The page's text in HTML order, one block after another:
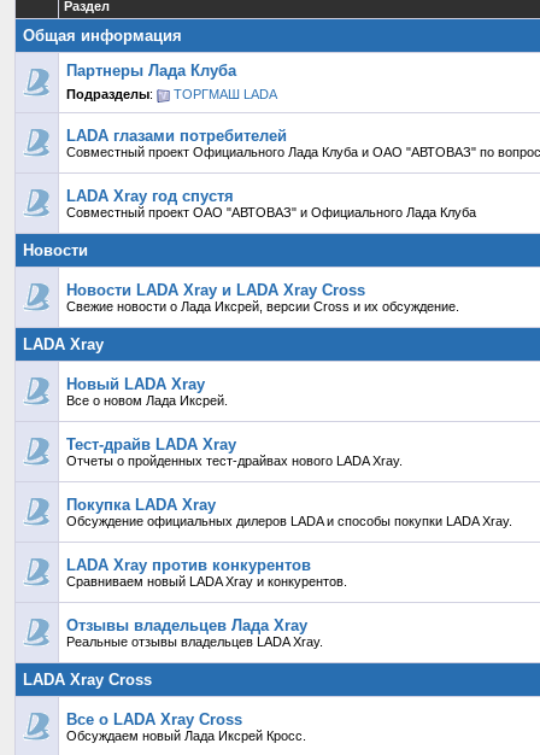
Раздел
Общая информация
Партнеры Лада Клуба
Подразделы: ТОРГМАШ LADA
LADA глазами потребителей
Совместный проект Официального Лада Клуба и ОАО "АВТОВАЗ" по
LADA Xray год спустя
Совместный проект ОАО "АВТОВАЗ" и Официального Лада Клуба
Новости
Новости LADA Xray и LADA Xray Cross
Свежие новости о Лада Иксрей, версии Cross и их обсуждение.
LADA Xray
Новый LADA Xray
Все о новом Лада Иксрей.
Тест-драйв LADA Xray
Отчеты о пройденных тест-драйвах нового LADA Xray.
Покупка LADA Xray
Обсуждение официальных дилеров LADA и способы покупки LADA Xray.
LADA Xray против конкурентов
Сравниваем новый LADA Xray и конкурентов.
Отзывы владельцев Лада Xray
Реальные отзывы владельцев LADA Xray.
LADA Xray Cross
Все о LADA Xray Cross
Обсуждаем новый Лада Иксрей Кросс.